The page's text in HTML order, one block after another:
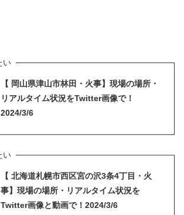
【 岡山県津山市林田・火事】現場の場所・
リアルタイム状況をTwitter画像で！
2024/3/6
【 北海道札幌市西区宮の沢3条4丁目・火
事】現場の場所・リアルタイム状況を
Twitter画像と動画で！2024/3/6